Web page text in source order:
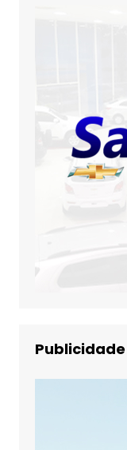
Publicidade